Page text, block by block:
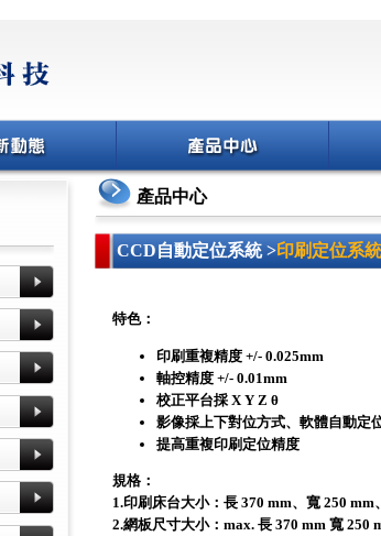
產品中心
CCD自動定位系統 >印刷定位系統
特色：
印刷重複精度 +/- 0.025mm
軸控精度 +/- 0.01mm
校正平台採 X Y Z θ
影像採上下對位方式、軟體自動定
提高重複印刷定位精度
規格：
1.印刷床台大小：長 370 mm、寬 250 mm
2.網板尺寸大小：max. 長 370 mm 寬 250